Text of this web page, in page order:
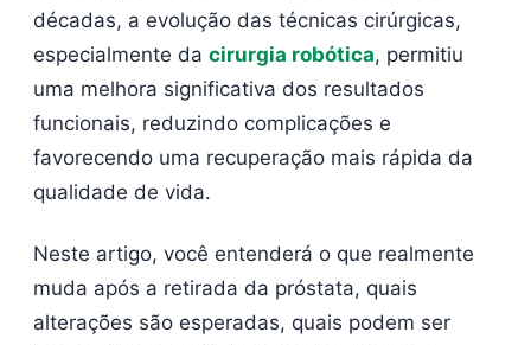
décadas, a evolução das técnicas cirúrgicas,
especialmente da cirurgia robótica, permitiu
uma melhora significativa dos resultados
funcionais, reduzindo complicações e
favorecendo uma recuperação mais rápida da
qualidade de vida.
Neste artigo, você entenderá o que realmente
muda após a retirada da próstata, quais
alterações são esperadas, quais podem ser